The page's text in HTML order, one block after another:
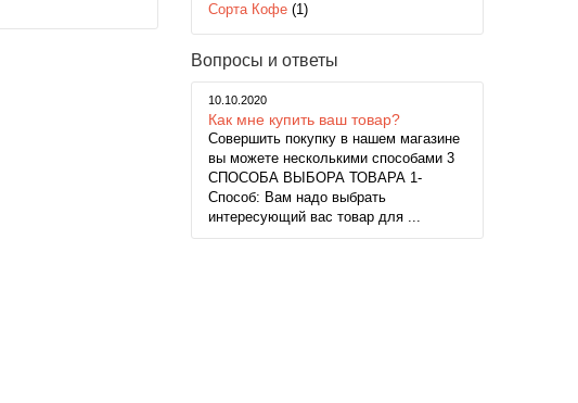
Сорта Кофе (1)
Вопросы и ответы
10.10.2020
Как мне купить ваш товар?
Совершить покупку в нашем магазине
вы можете несколькими способами 3
СПОСОБА ВЫБОРА ТОВАРА 1-
Способ: Вам надо выбрать
интересующий вас товар для ...